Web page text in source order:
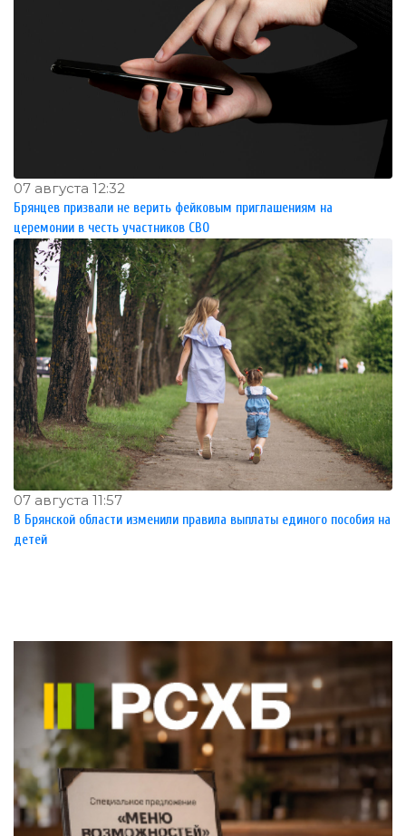
07 августа 12:32
Брянцев призвали не верить фейковым приглашениям на
церемонии в честь участников СВО
07 августа 11:57
В Брянской области изменили правила выплаты единого пособия на
детей